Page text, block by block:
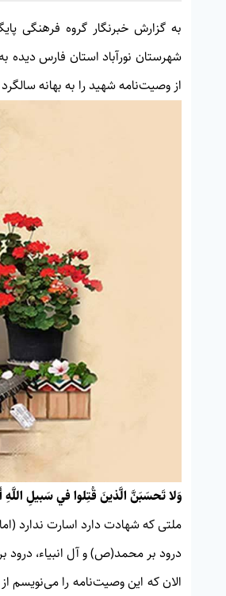
به گزارش خبرنگار گروه فرهنگی
از وصیت‌نامه شهید را به بهانه
وَلا تَحسَبَنَّ الَّذينَ قُتِلوا في سَبيلِ اللَّهِ
ملتی كه شهادت دارد اسارت ندارد
درود بر محمد(ص) و آل انبياء، درود
الان كه اين وصيت‌نامه را